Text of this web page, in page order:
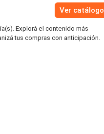
Ver catálogo
Explorá el contenido más
tus compras con anticipación.